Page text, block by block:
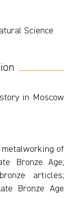
Science
in Moscow
of
Bronze Age;
articles;
Bronze Age